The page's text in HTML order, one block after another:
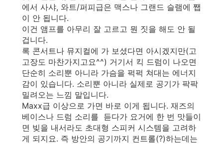
에서 사샤, 와트/퍼피급은 맥스나 그랜드 슬램에 쨉
이 안 됩니다.
이건 앰프를 아무리 잘 고르고 뭔 짓을 해도 안 될
겁니다.
록 콘서트나 뮤지컬에 가 보셨다면 아시겠지만(고
고장도 마찬가지고요^^) 거기서 킥 드럼이 나오면
단순히 소리뿐 아니라 가슴을 퍽퍽 쳐대는 에너지
감이 있습니다. 소리뿐 아니라 실제로 공기가 팍팍
밀려오는 느낌 말입니다.
Maxx급 이상으로 가면 바로 이게 됩니다. 재즈의
베이스나 드럼 소리를 듣다가 요거에 한 번 맛들이
면 빚을 내서라도 초대형 스피커 시스템을 고려하
게 되지요. 즉 방안의 공기까지 컨트롤(?)하는데는